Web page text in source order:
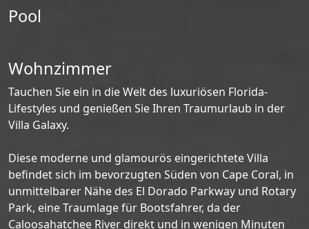
Pool
Wohnzimmer
Tauchen Sie ein in die Welt des luxuriösen Florida-
Lifestyles und genießen Sie Ihren Traumurlaub in der
Villa Galaxy.
Diese moderne und glamourös eingerichtete Villa
befindet sich im bevorzugten Süden von Cape Coral, in
unmittelbarer Nähe des El Dorado Parkway und Rotary
Park, eine Traumlage für Bootsfahrer, da der
Caloosahatchee River direkt und in wenigen Minuten